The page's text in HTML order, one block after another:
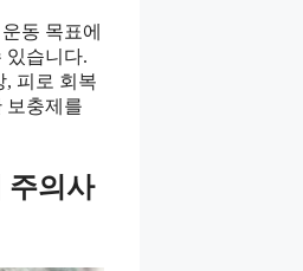
동 목표에
있습니다.
, 피로 회복
보충제를
주의사